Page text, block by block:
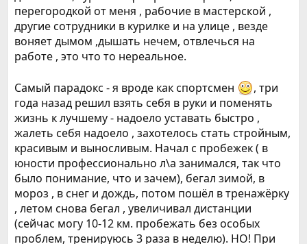
перегородкой от меня , рабочие в мастерской ,
другие сотрудники в курилке и на улице , везде
воняет дымом ,дышать нечем, отвлечься на
работе , это что то нереальное.
Самый парадокс - я вроде как спортсмен
, три
года назад решил взять себя в руки и поменять
жизнь к лучшему - надоело уставать быстро ,
жалеть себя надоело , захотелось стать стройным,
красивым и выносливым. Начал с пробежек ( в
юности профессионально л\а занимался, так что
было понимание, что и зачем), бегал зимой, в
мороз , в снег и дождь, потом пошёл в тренажёрку
, летом снова бегал , увеличивал дистанции
(сейчас могу 10-12 км. пробежать без особых
проблем, тренируюсь 3 раза в неделю). НО! При